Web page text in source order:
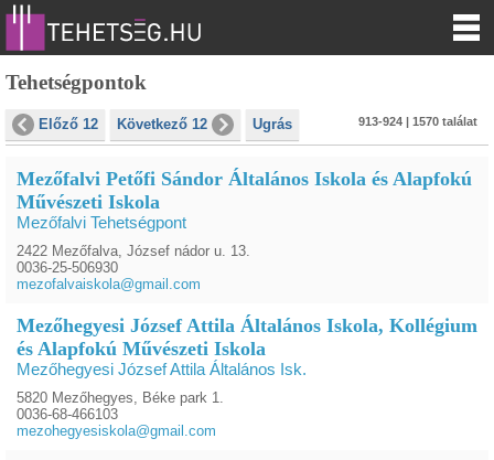
Tehetségpontok
Előző 12 Következő 12 Ugrás 913-924 | 1570 találat
Mezőfalvi Petőfi Sándor Általános Iskola és Alapfokú
Művészeti Iskola
Mezőfalvi Tehetségpont
2422 Mezőfalva, József nádor u. 13.
0036-25-506930
mezofalvaiskola@gmail.com
Mezőhegyesi József Attila Általános Iskola, Kollégium
és Alapfokú Művészeti Iskola
Mezőhegyesi József Attila Általános Isk.
5820 Mezőhegyes, Béke park 1.
0036-68-466103
mezohegyesiskola@gmail.com